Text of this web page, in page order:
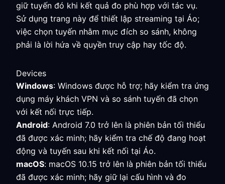
giữ tuyến đó khi kết quả đo phù hợp với tác vụ.
Sử dụng trang này để thiết lập streaming tại Áo;
việc chọn tuyến nhằm mục đích so sánh, không
phải là lời hứa về quyền truy cập hay tốc độ.
Devices
Windows: Windows được hỗ trợ; hãy kiểm tra ứng
dụng máy khách VPN và so sánh tuyến đã chọn
với kết nối trực tiếp.
Android: Android 7.0 trở lên là phiên bản tối thiểu
đã được xác minh; hãy kiểm tra chế độ đang hoạt
động và tuyến sau khi kết nối tại Áo.
macOS: macOS 10.15 trở lên là phiên bản tối thiểu
đã được xác minh; hãy giữ lại cấu hình và đo